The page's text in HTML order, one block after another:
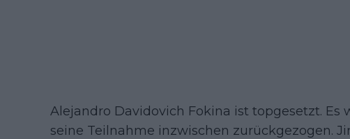
Alejandro Davidovich Fokina ist topgesetzt. Es
seine Teilnahme inzwischen zurückgezogen.